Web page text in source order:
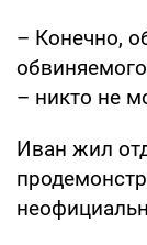
– Конечно,
– никто не
Иван жил